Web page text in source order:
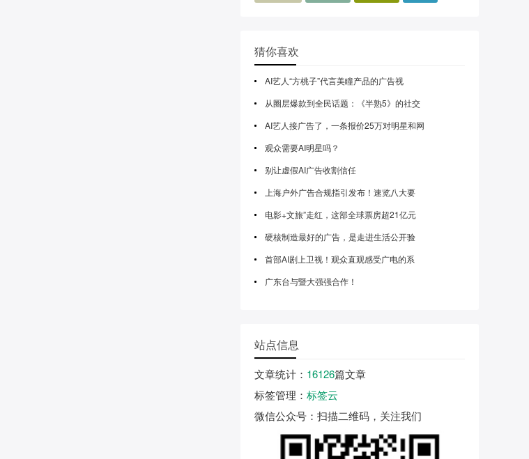
猜你喜欢
AI艺人“方桃子”代言美瞳产品的广告视
从圈层爆款到全民话题：《半熟5》的社交
AI艺人接广告了，一条报价25万对明星和网
观众需要AI明星吗？
别让虚假AI广告收割信任
上海户外广告合规指引发布！速览八大要
电影+文旅”走红，这部全球票房超21亿元
硬核制造最好的广告，是走进生活公开验
首部AI剧上卫视！观众直观感受广电的系
广东台与暨大强强合作！
站点信息
文章统计 ： 16126篇文章
标签管理 ： 标签云
微信公众号 ：扫描二维码，关注我们